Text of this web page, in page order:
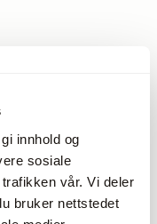
innhold og
sosiale
vår. Vi deler
bruker nettstedet